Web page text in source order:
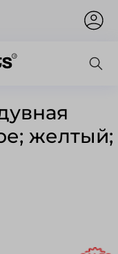
желтый;